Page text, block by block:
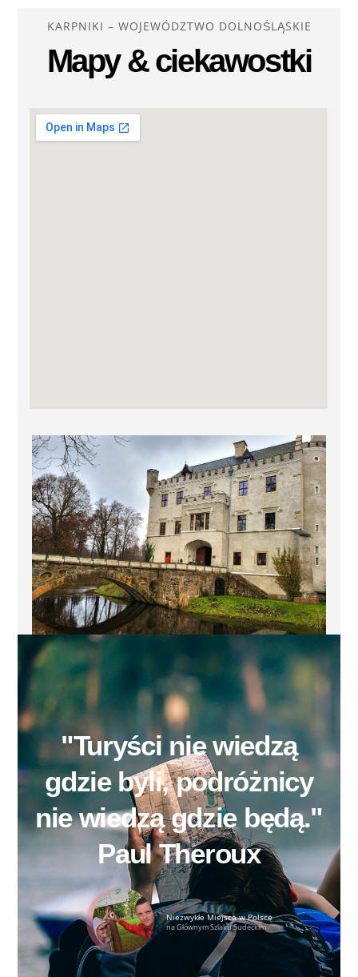
KARPNIKI – WOJEWÓDZTWO DOLNOŚLĄSKIE
Mapy & ciekawostki
"Turyści nie wiedzą
gdzie byli, podróżnicy
nie wiedzą gdzie będą."
Paul Theroux
Niezwykłe Miejsca w Polsce
na Głównym Szlaku Sudeckim